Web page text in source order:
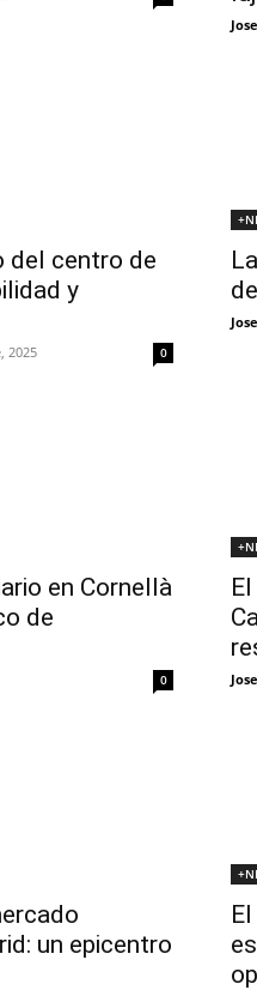
del centro de
y
2025 0
en Cornellà
de
0
un epicentro